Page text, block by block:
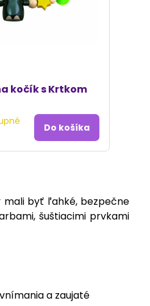
kočík s Krtkom
Do košíka
byť ľahké, bezpečne
šuštiacimi prvkami
a zaujaté